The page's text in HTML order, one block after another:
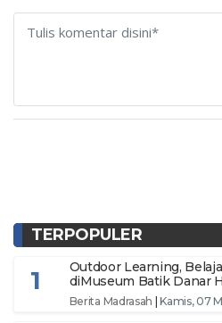
TERPOPULER
1
Outdoor Learning,
diMuseum Batik Danar
Berita Madrasah |Kamis, 07